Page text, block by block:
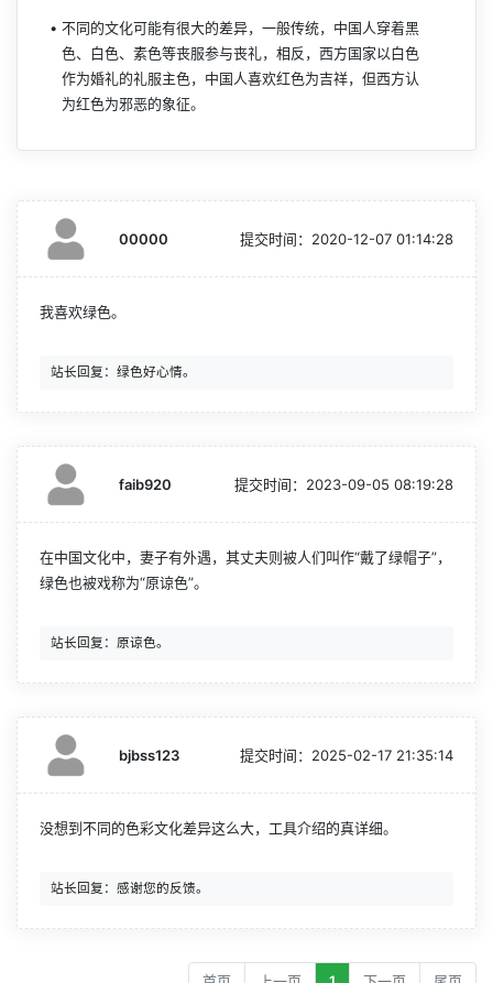
不同的文化可能有很大的差异，一般传统，中国人穿着黑
色、白色、素色等丧服参与丧礼，相反，西方国家以白色
作为婚礼的礼服主色，中国人喜欢红色为吉祥，但西方认
为红色为邪恶的象征。
00000 提交时间： 2020-12-07 01:14:28
我喜欢绿色。
faib920 提交时间： 2023-09-05 08:19:28
在中国文化中，妻子有外遇，其丈夫则被人们叫作“戴了绿帽子”，
绿色也被戏称为“原谅色”。
bjbss123 提交时间： 2025-02-17 21:35:14
没想到不同的色彩文化差异这么大，工具介绍的真详细。